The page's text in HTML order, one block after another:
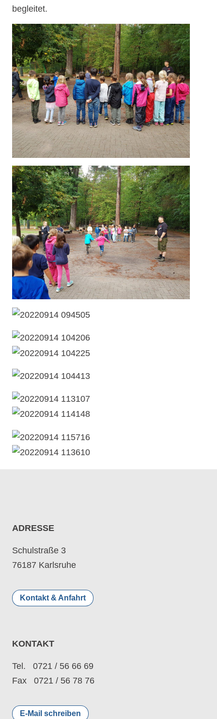
begleitet.
ADRESSE
Schulstraße 3
76187 Karlsruhe
Kontakt & Anfahrt
KONTAKT
Tel. 0721 / 56 66 69
Fax 0721 / 56 78 76
E-Mail schreiben